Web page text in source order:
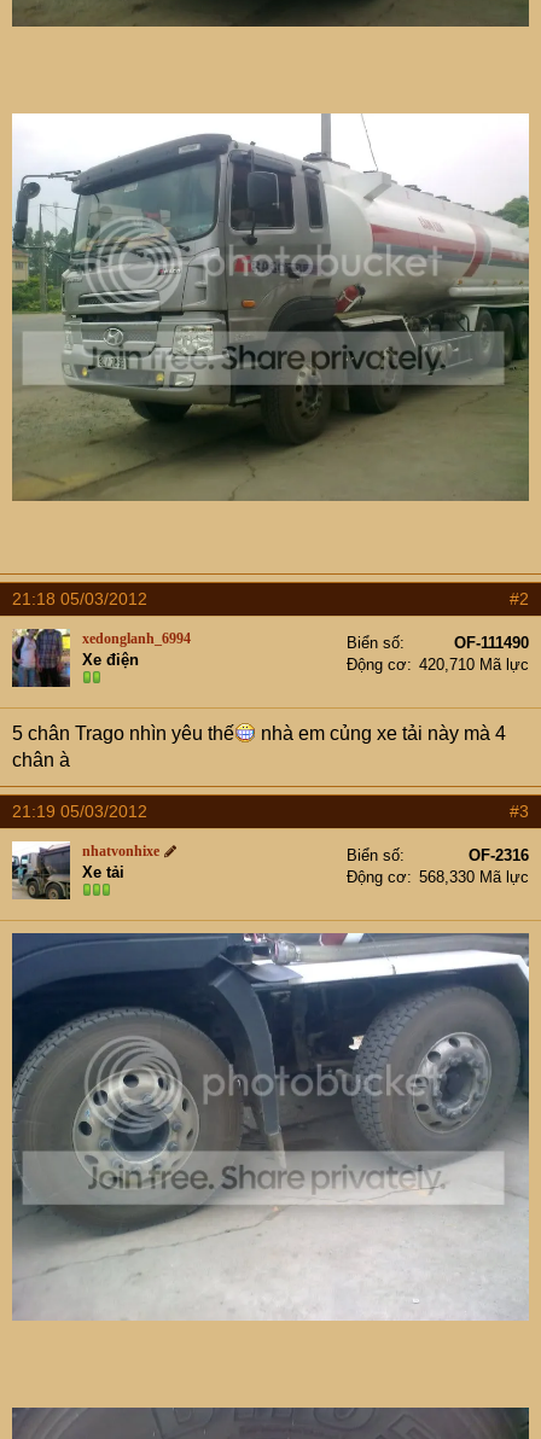
21:18 05/03/2012 #2
xedonglanh_6994
Xe điện
Biển số
OF-111490
Động cơ
420,710 Mã lực
5 chân Trago nhìn yêu thế
nhà em củng xe tải này mà 4
chân à
21:19 05/03/2012 #3
nhatvonhixe
Xe tải
Biển số
OF-2316
Động cơ
568,330 Mã lực